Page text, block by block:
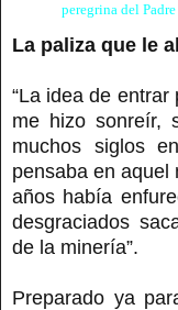
peregrina del
La paliza que le
“La idea de
me hizo sonreír,
muchos siglos
pensaba en aquel
años había
desgraciados
de la minería”.
Preparado ya